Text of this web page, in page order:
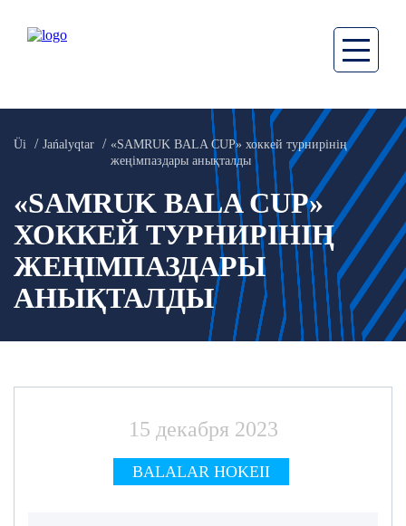
Üi Jańalyqtar
«SAMRUK BALA CUP» хоккей турнирінің
жеңімпаздары анықталды
«SAMRUK BALA CUP»
ХОККЕЙ ТУРНИРІНІҢ
ЖЕҢІМПАЗДАРЫ
АНЫҚТАЛДЫ
BALALAR HOKEII
15 декабря 2023